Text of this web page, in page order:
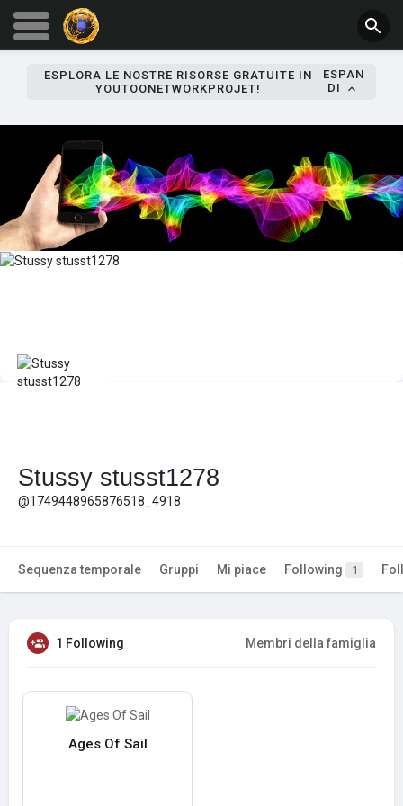
ESPLORA LE NOSTRE RISORSE GRATUITE IN
YOUTOONETWORKPROJET!
ESPAN
DI
Stussy stusst1278
@1749448965876518_4918
Sequenza temporale Gruppi Mi piace Following 1
1 Following Membri della famiglia
Ages Of Sail